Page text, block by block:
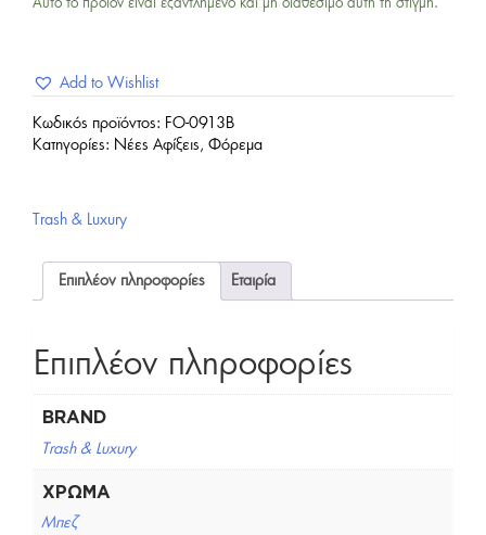
Αυτό το προϊόν είναι εξαντλημένο και μη διαθέσιμο αυτή τη στιγμή.
Add to Wishlist
Κωδικός προϊόντος: FO-0913B
Κατηγορίες: Νέες Αφίξεις , Φόρεμα
Trash & Luxury
Επιπλέον πληροφορίες Εταιρία
Επιπλέον πληροφορίες
BRAND
Trash & Luxury
ΧΡΏΜΑ
Μπεζ